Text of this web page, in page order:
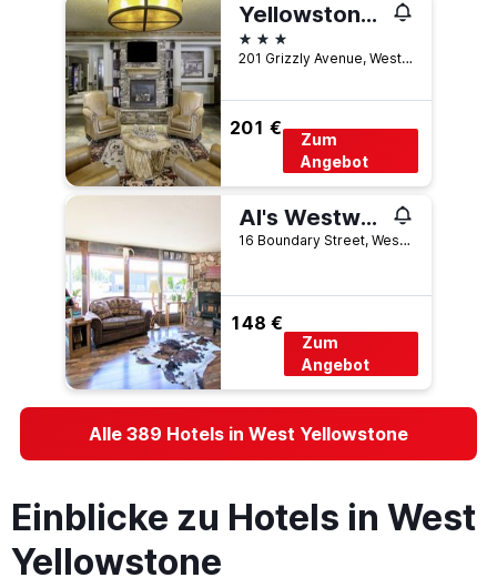
Yellowstone Park Hotel
3 Sterne
201 Grizzly Avenue, West Yellowstone, MT, USA
201 €
Zum
Angebot
Al's Westward Ho Motel
16 Boundary Street, West Yellowstone, MT, USA
148 €
Zum
Angebot
Alle 389 Hotels in West Yellowstone
Einblicke zu Hotels in West
Yellowstone